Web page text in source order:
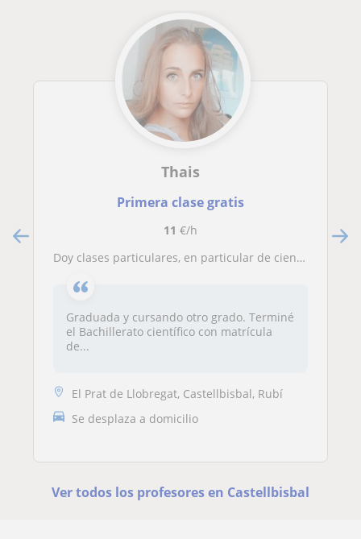
Thais
Primera clase gratis
11 €/h
doy clases particulares, en particular de ciencias y letras hasta segundo de bachillerato, terminé el bachillerato científico con matrícula de Honor
Graduada y cursando otro grado. Terminé
el Bachillerato científico con matrícula
de...
El Prat de Llobregat, Castellbisbal, Rubí
Se desplaza a domicilio
Ver todos los profesores en Castellbisbal